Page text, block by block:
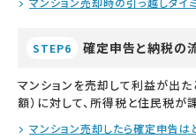
STEP6 確定申告と納税の
マンションを売却して利益が出
額）に対して、所得税と住民税が
マンション売却したら確定申告